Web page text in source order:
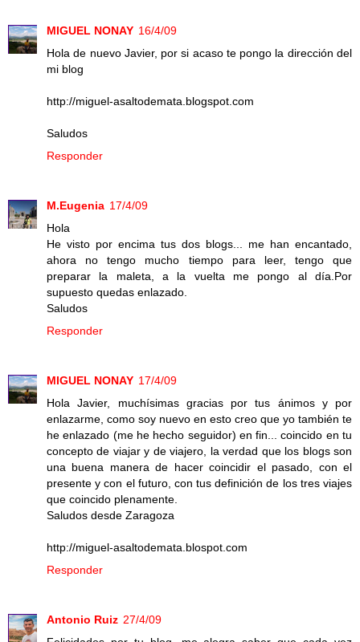
MIGUEL NONAY 16/4/09
Hola de nuevo Javier, por si acaso te pongo la dirección del
mi blog
http://miguel-asaltodemata.blogspot.com
Saludos
Responder
M.Eugenia 17/4/09
Hola
He visto por encima tus dos blogs... me han encantado,
ahora no tengo mucho tiempo para leer, tengo que
preparar la maleta, a la vuelta me pongo al día.Por
supuesto quedas enlazado.
Saludos
Responder
MIGUEL NONAY 17/4/09
Hola Javier, muchísimas gracias por tus ánimos y por
enlazarme, como soy nuevo en esto creo que yo también te
he enlazado (me he hecho seguidor) en fin... coincido en tu
concepto de viajar y de viajero, la verdad que los blogs son
una buena manera de hacer coincidir el pasado, con el
presente y con el futuro, con tus definición de los tres viajes
que coincido plenamente.
Saludos desde Zaragoza
http://miguel-asaltodemata.blospot.com
Responder
Antonio Ruiz 27/4/09